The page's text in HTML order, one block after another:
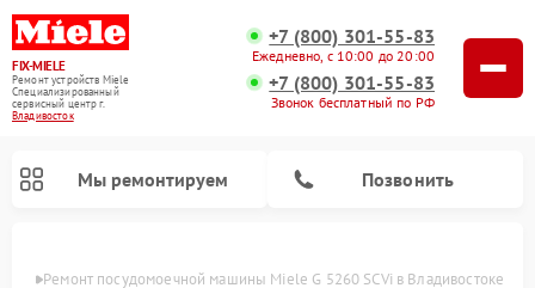
FIX-MIELE
Ремонт устройств Miele
Специализированный
cервисный центр г.
Владивосток
+7 (800) 301-55-83
Ежедневно, с 10:00 до 20:00
+7 (800) 301-55-83
Звонок бесплатный по РФ
Мы ремонтируем Позвонить
Ремонт посудомоечной машины Miele G 5260 SCVi в Владивостоке